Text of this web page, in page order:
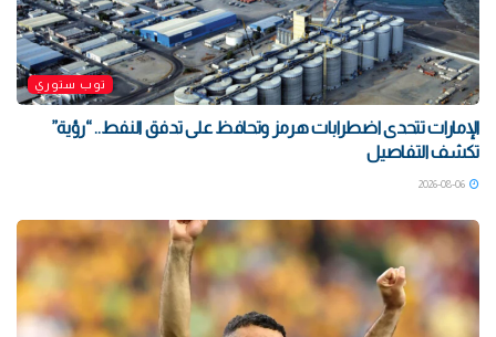
توب ستوري
الإمارات تتحدى اضطرابات هرمز وتحافظ على تدفق النفط.. “رؤية”
تكشف التفاصيل